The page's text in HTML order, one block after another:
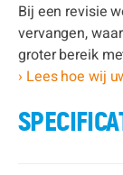
Bij een revisie
vervangen,
groter bereik
› Lees hoe wij